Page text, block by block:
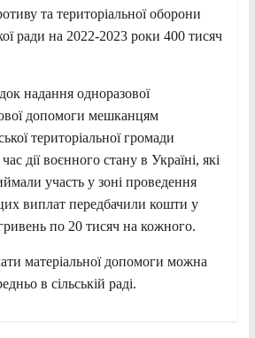
та територіальної оборони
ради на 2022-2023 роки 400 тисяч
надання одноразової
допомоги мешканцям
територіальної громади
дії воєнного стану в Україні, які
участь у зоні проведення
виплат передбачили кошти у
по 20 тисяч на кожного.
матеріальної допомоги можна
в сільській раді.